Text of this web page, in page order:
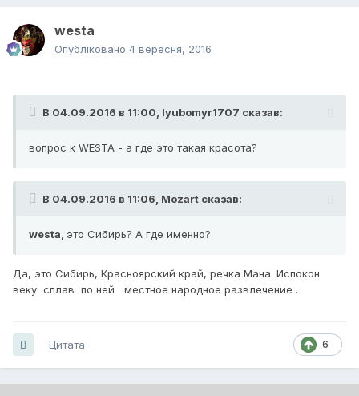
westa
Опубліковано 4 вересня, 2016
В 04.09.2016 в 11:00, lyubomyr1707 сказав:
вопрос к WESTA - а где это такая красота?
В 04.09.2016 в 11:06, Mozart сказав:
westa, это Сибирь? А где именно?
Да, это Сибирь, Красноярский край, речка Мана. Испокон
веку сплав по ней местное народное развлечение .
6
Цитата